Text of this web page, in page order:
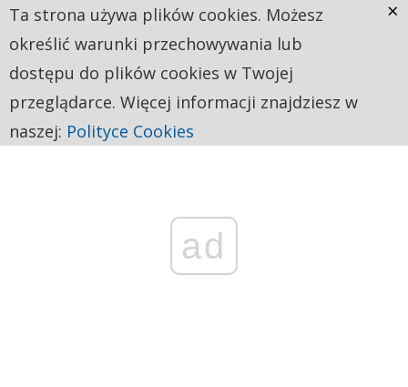
ad
Ta strona używa plików cookies. Możesz
określić warunki przechowywania lub
dostępu do plików cookies w Twojej
przeglądarce. Więcej informacji znajdziesz w
naszej: Polityce Cookies
×